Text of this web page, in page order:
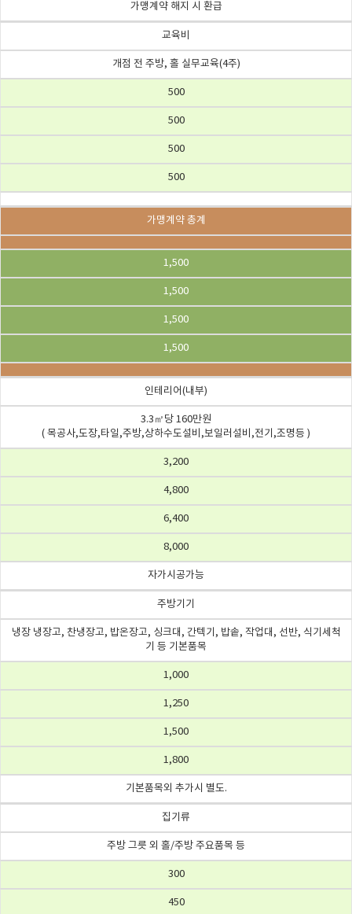
가맹계약 해지 시 환급
교육비
개점 전 주방, 홀 실무교육(4주)
500
500
500
500
가맹계약 총계
1,500
1,500
1,500
1,500
인테리어(내부)
3.3㎡당 160만원
( 목공사,도장,타일,주방,상하수도설비,보일러설비,전기,조명등 )
3,200
4,800
6,400
8,000
자가시공가능
주방기기
냉장 냉장고, 찬냉장고, 밥온장고, 싱크대, 간텍기, 밥솥, 작업대, 선반, 식기세척
기 등 기본품목
1,000
1,250
1,500
1,800
기본품목외 추가시 별도.
집기류
주방 그릇 외 홀/주방 주요품목 등
300
450